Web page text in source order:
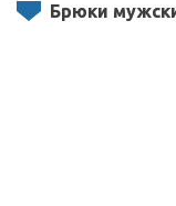
Брюки